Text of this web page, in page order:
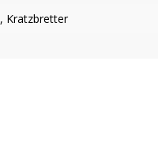
, Kratzbretter